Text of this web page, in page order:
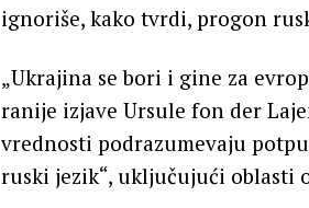
ignoriše, kako tvrdi, progon
„Ukrajina se bori i gine za
ranije izjave Ursule fon der
vrednosti podrazumevaju
ruski jezik“, uključujući oblasti